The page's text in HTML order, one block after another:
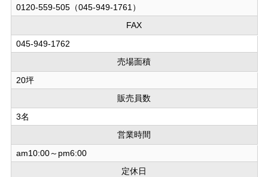
0120-559-505（045-949-1761）
FAX
045-949-1762
売場面積
20坪
販売員数
3名
営業時間
am10:00～pm6:00
定休日